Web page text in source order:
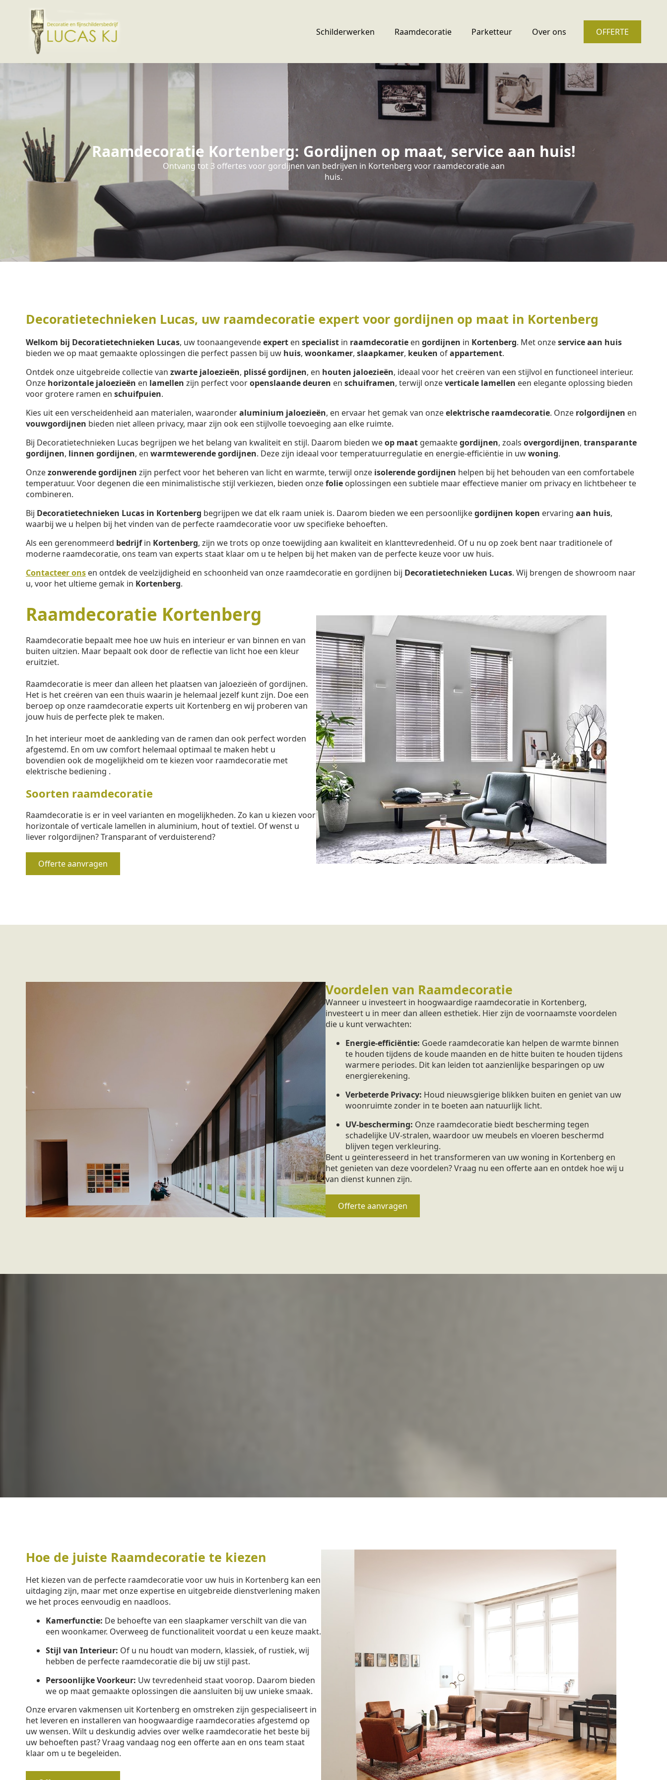
Schilderwerken Raamdecoratie Parketteur Over ons OFFERTE
Raamdecoratie Kortenberg: Gordijnen op maat, service aan huis!
Ontvang tot 3 offertes voor gordijnen van bedrijven in Kortenberg voor raamdecoratie aan
huis.
Decoratietechnieken Lucas, uw raamdecoratie expert voor gordijnen op maat in Kortenberg
Welkom bij Decoratietechnieken Lucas, uw toonaangevendeexpert en specialist in raamdecoratie en gordijnen in Kortenberg. Met onzeservice aan huis
bieden we op maat gemaakte oplossingen die perfect passen bij uw huis, woonkamer, slaapkamer, keuken ofappartement.
Ontdek onze uitgebreide collectie van zwarte jaloezieën, plissé gordijnen, en houten jaloezieën, ideaal voor het creëren van een stijlvol en functioneel interieur.
Onze horizontale jaloezieën en lamellen zijn perfect vooropenslaande deuren en schuiframen, terwijl onzeverticale lamellen een elegante oplossing bieden
voor grotere ramen en schuifpuien.
Kies uit een verscheidenheid aan materialen, waaronderaluminium jaloezieën, en ervaar het gemak van onzeelektrische raamdecoratie. Onze rolgordijnen en
vouwgordijnen bieden niet alleen privacy, maar zijn ook een stijlvolle toevoeging aan elke ruimte.
Bij Decoratietechnieken Lucas begrijpen we het belang van kwaliteit en stijl. Daarom bieden weop maat gemaaktegordijnen, zoals overgordijnen, transparante
gordijnen, linnen gordijnen, en warmtewerende gordijnen. Deze zijn ideaal voor temperatuurregulatie en energie-efficiëntie in uwwoning.
Onzezonwerende gordijnen zijn perfect voor het beheren van licht en warmte, terwijl onze isolerende gordijnen helpen bij het behouden van een comfortabele
temperatuur. Voor degenen die een minimalistische stijl verkiezen, bieden onzefolie oplossingen een subtiele maar effectieve manier om privacy en lichtbeheer te
combineren.
Bij Decoratietechnieken Lucas in Kortenberg begrijpen we dat elk raam uniek is. Daarom bieden we een persoonlijkegordijnen kopen ervaring aan huis,
waarbij we u helpen bij het vinden van de perfecte raamdecoratie voor uw specifieke behoeften.
Als een gerenommeerd bedrijfin Kortenberg, zijn we trots op onze toewijding aan kwaliteit en klanttevredenheid. Of u nu op zoek bent naar traditionele of
moderne raamdecoratie, ons team van experts staat klaar om u te helpen bij het maken van de perfecte keuze voor uw huis.
Contacteer ons en ontdek de veelzijdigheid en schoonheid van onze raamdecoratie en gordijnen bij Decoratietechnieken Lucas. Wij brengen de showroom naar
u, voor het ultieme gemak in Kortenberg.
Raamdecoratie Kortenberg
Raamdecoratie bepaalt mee hoe uw huis en interieur er van binnen en van
buiten uitzien. Maar bepaalt ook door de reflectie van licht hoe een kleur
eruitziet.
Raamdecoratie is meer dan alleen het plaatsen van jaloezieën of gordijnen.
Het is het creëren van een thuis waarin je helemaal jezelf kunt zijn. Doe een
beroep op onze raamdecoratie experts uit Kortenberg en wij proberen van
jouw huis de perfecte plek te maken.
In het interieur moet de aankleding van de ramen dan ook perfect worden
afgestemd. En om uw comfort helemaal optimaal te maken hebt u
bovendien ook de mogelijkheid om te kiezen voor raamdecoratie met
elektrische bediening .
Soorten raamdecoratie
Raamdecoratie is er in veel varianten en mogelijkheden. Zo kan u kiezen voor
horizontale of verticale lamellen in aluminium, hout of textiel. Of wenst u
liever rolgordijnen? Transparant of verduisterend?
Offerte aanvragen
Voordelen van Raamdecoratie
Wanneer u investeert in hoogwaardige raamdecoratie in Kortenberg,
investeert u in meer dan alleen esthetiek. Hier zijn de voornaamste voordelen
die u kunt verwachten:
Energie-efficiëntie: Goede raamdecoratie kan helpen de warmte binnen
te houden tijdens de koude maanden en de hitte buiten te houden tijdens
warmere periodes. Dit kan leiden tot aanzienlijke besparingen op uw
energierekening.
Verbeterde Privacy: Houd nieuwsgierige blikken buiten en geniet van uw
woonruimte zonder in te boeten aan natuurlijk licht.
UV-bescherming: Onze raamdecoratie biedt bescherming tegen
schadelijke UV-stralen, waardoor uw meubels en vloeren beschermd
blijven tegen verkleuring.
Bent u geïnteresseerd in het transformeren van uw woning in Kortenberg en
het genieten van deze voordelen? Vraag nu een offerte aan en ontdek hoe wij u
van dienst kunnen zijn.
Offerte aanvragen
Hoe de juiste Raamdecoratie te kiezen
Het kiezen van de perfecte raamdecoratie voor uw huis in Kortenberg kan een
uitdaging zijn, maar met onze expertise en uitgebreide dienstverlening maken
we het proces eenvoudig en naadloos.
Kamerfunctie: De behoefte van een slaapkamer verschilt van die van
een woonkamer. Overweeg de functionaliteit voordat u een keuze maakt.
Stijl van Interieur: Of u nu houdt van modern, klassiek, of rustiek, wij
hebben de perfecte raamdecoratie die bij uw stijl past.
Persoonlijke Voorkeur: Uw tevredenheid staat voorop. Daarom bieden
we op maat gemaakte oplossingen die aansluiten bij uw unieke smaak.
Onze ervaren vakmensen uit Kortenberg en omstreken zijn gespecialiseert in
het leveren en installeren van hoogwaardige raamdecoraties afgestemd op
uw wensen. Wilt u deskundig advies over welke raamdecoratie het beste bij
uw behoeften past? Vraag vandaag nog een offerte aan en ons team staat
klaar om u te begeleiden.